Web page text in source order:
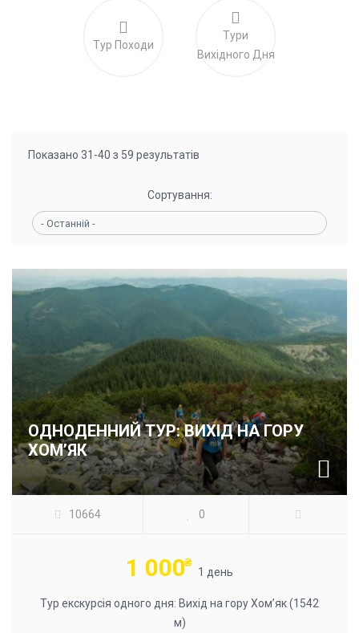
Тур Походи
Тури
Вихідного Дня
Показано 31-40 з 59 результатів
Сортування:
- Останній -
ОДНОДЕННИЙ ТУР: ВИХІД НА ГОРУ
ХОМ’ЯК
10664 0
1 000₴
1 день
Тур екскурсія одного дня: Вихід на гору Хом’як (1542
м)